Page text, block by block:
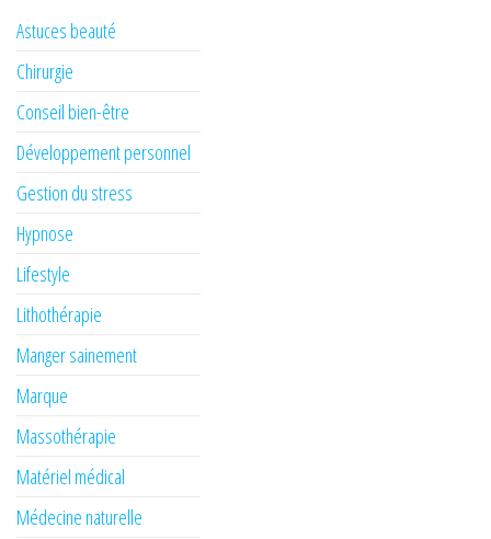
Astuces beauté
Chirurgie
Conseil bien-être
Développement personnel
Gestion du stress
Hypnose
Lifestyle
Lithothérapie
Manger sainement
Marque
Massothérapie
Matériel médical
Médecine naturelle